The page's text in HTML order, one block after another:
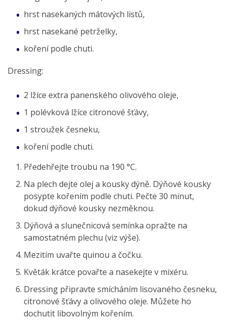
hrst nasekaných mátových listů,
hrst nasekané petrželky,
koření podle chuti.
Dressing:
2 lžíce extra panenského olivového oleje,
1 polévková lžíce citronové šťávy,
1 stroužek česneku,
koření podle chuti.
Předehřejte troubu na 190 °C.
Na plech dejte olej a kousky dýně. Dýňové kousky
posypte kořením podle chuti. Pečte 30 minut,
dokud dýňové kousky nezměknou.
Dýňová a slunečnicová semínka opražte na
samostatném plechu (viz výše).
Mezitím uvařte quinou a čočku.
Květák krátce povařte a nasekejte v mixéru.
Dressing připravte smícháním lisovaného česneku,
citronové šťávy a olivového oleje. Můžete ho
dochutit libovolným kořením.